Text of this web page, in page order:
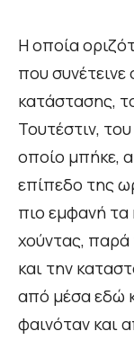
Η οποία
που
κατάστασης,
Τουτέστιν,
οποίο μπήκε,
επίπεδο της
πιο εμφανή τα
χούντας, παρά
και την
από μέσα εδώ
φαινόταν και